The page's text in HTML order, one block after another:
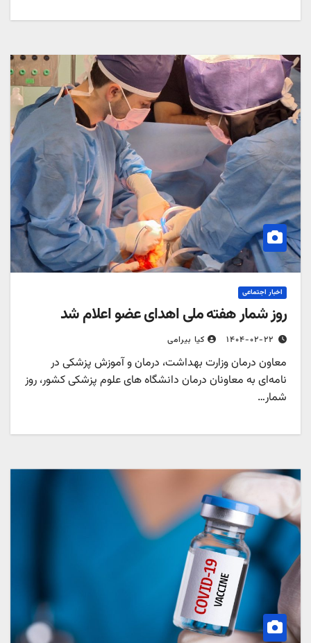
اخبار اجتماعی
روز شمار هفته ملی اهدای عضو اعلام شد
۱۴۰۴-۰۲-۲۲ کیا بیرامی
معاون درمان وزارت بهداشت، درمان و آموزش پزشکی در
نامه‌ای به معاونان درمان دانشگاه های علوم پزشکی کشور، روز
شمار…